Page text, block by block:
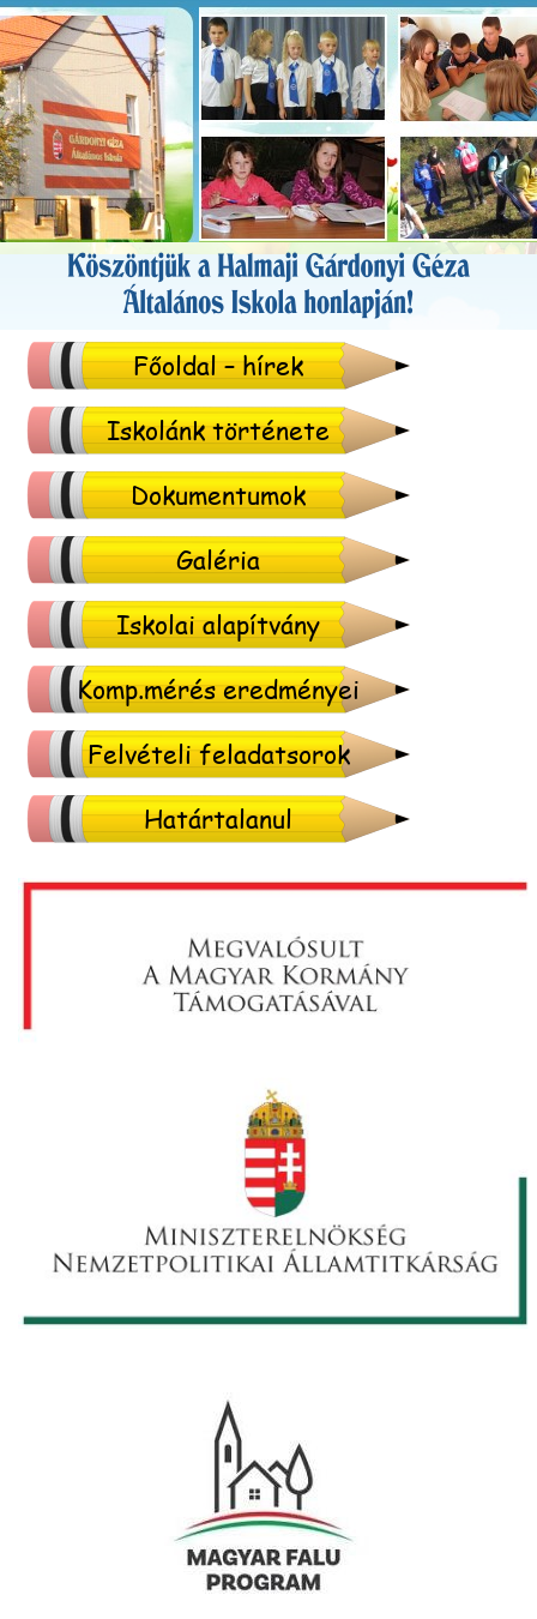
Főoldal – hírek
Iskolánk története
Dokumentumok
Galéria
Iskolai alapítvány
Komp.mérés eredményei
Felvételi feladatsorok
Határtalanul